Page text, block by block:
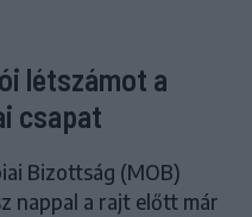
létszámot a
csapat
Bizottság (MOB)
nappal a rajt előtt már